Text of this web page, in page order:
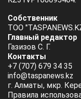
Собственник
ТОО
Главный редактор
Газизов С. Г.
Контакты
+7 (707) 679 34 35
info@taspanews.kz
г. Алматы, мкр.
Правила